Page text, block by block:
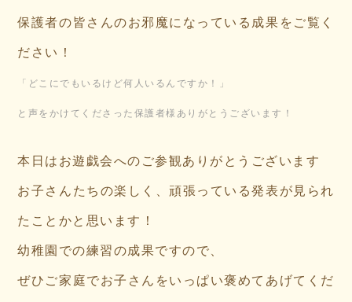
保護者の皆さんのお邪魔になっている成果をご覧く
ださい！
「どこにでもいるけど何人いるんですか！」
と声をかけてくださった保護者様ありがとうございます！
本日はお遊戯会へのご参観ありがとうございます
お子さんたちの楽しく、頑張っている発表が見られ
たことかと思います！
幼稚園での練習の成果ですので、
ぜひご家庭でお子さんをいっぱい褒めてあげてくだ